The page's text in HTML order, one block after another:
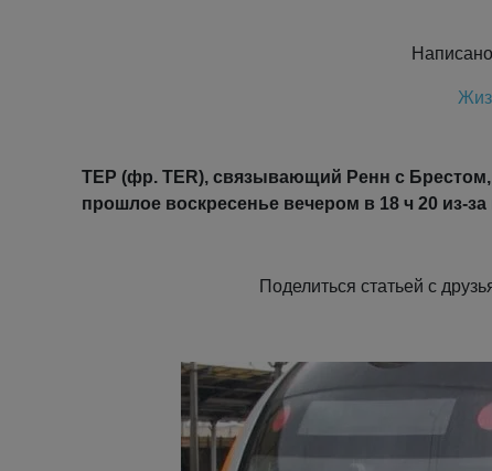
Написано
ТЕР (фр. TER), связывающий Ренн с
прошлое воскресенье вечером в 18 ч 20 из-
Поделиться статьей с